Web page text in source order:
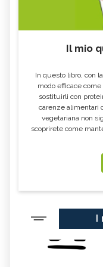
BORONIA, IL FIORE
ELECTRO, IL FIORE
STURT DESERT ROSE, IL
AUSTRALIANO
FLANNEL FLOWER, IL FIORE
AUSTRALIANO
SHE OAK, IL FIORE
Il mio
In questo libro, con
modo efficace
sostituirli con
carenze alimentari
vegetariana non
scoprirete come
I